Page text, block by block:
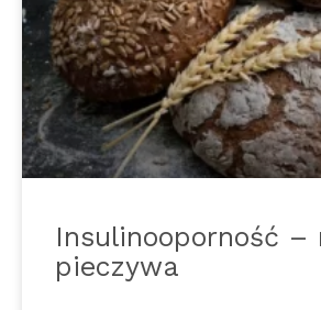
Insulinooporność –
pieczywa